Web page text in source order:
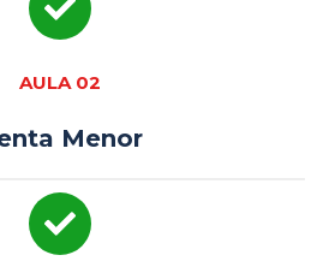
AULA 02
Menor